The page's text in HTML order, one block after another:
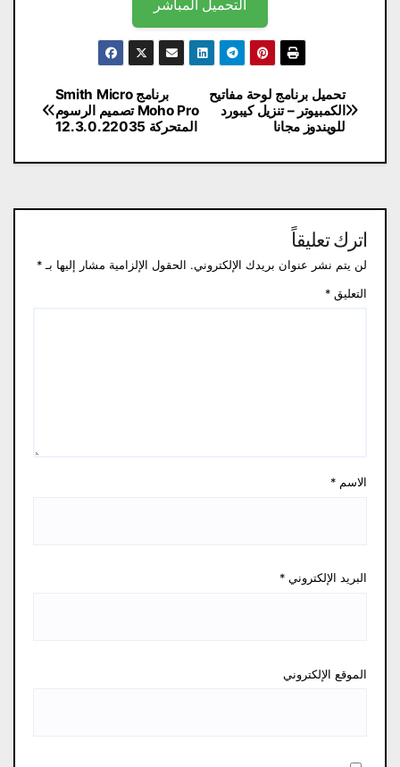
التحميل المباشر
تصفّح
المقالات
برنامج Smith Micro
Moho Pro تصميم الرسوم
المتحركة 12.3.0.22035
تحميل برنامج لوحة مفاتيح
الكمبيوتر – تنزيل كيبورد
للويندوز مجانا
اترك تعليقاً
لن يتم نشر عنوان بريدك الإلكتروني. الحقول الإلزامية مشار إليها بـ *
التعليق *
الاسم *
البريد الإلكتروني *
الموقع الإلكتروني